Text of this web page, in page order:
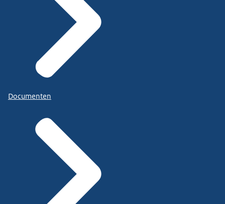
Documenten